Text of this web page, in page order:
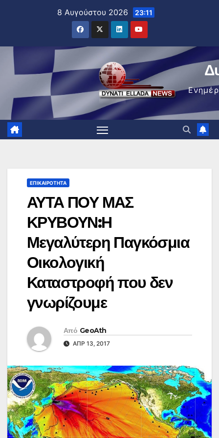
8 Αυγούστου 2026 23:11
ΕΠΙΚΑΙΡΌΤΗΤΑ
ΑΥΤΑ ΠΟΥ ΜΑΣ
ΚΡΥΒΟΥΝ:Η
Μεγαλύτερη Παγκόσμια
Οικολογική
Καταστροφή που δεν
γνωρίζουμε
Από GeoAth
ΑΠΡ 13, 2017